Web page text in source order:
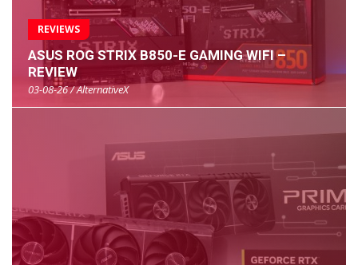
REVIEWS
ASUS ROG STRIX B850-E GAMING WIFI –
REVIEW
03-08-26 / AlternativeX